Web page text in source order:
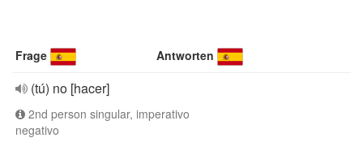
Frage Antworten
(tú) no [hacer]
2nd person singular, imperativo
negativo